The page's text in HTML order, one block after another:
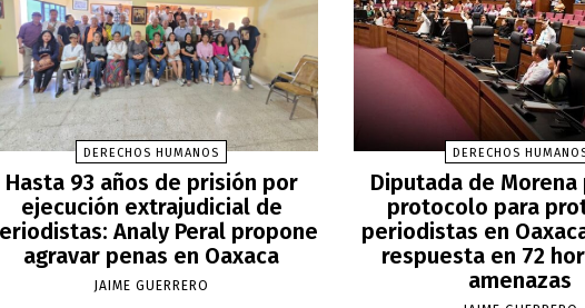
DERECHOS HUMANOS
Hasta 93 años de prisión por
ejecución extrajudicial de
Analy Peral propone
agravar penas en Oaxaca
JAIME GUERRERO
DERECHOS
Diputada de
protocolo para
periodistas en
respuesta en 72
amenazas